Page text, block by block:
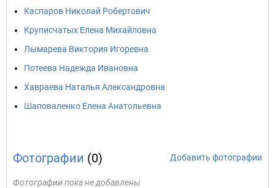
Каспаров Николай Робертович
Круписчатых Елена Михайловна
Лымарева Виктория Игоревна
Потеева Надежда Ивановна
Хавраева Наталья Александровна
Шаповаленко Елена Анатольевна
Фотографии (0) Добавить фотографии
Фотографии пока не добавлены